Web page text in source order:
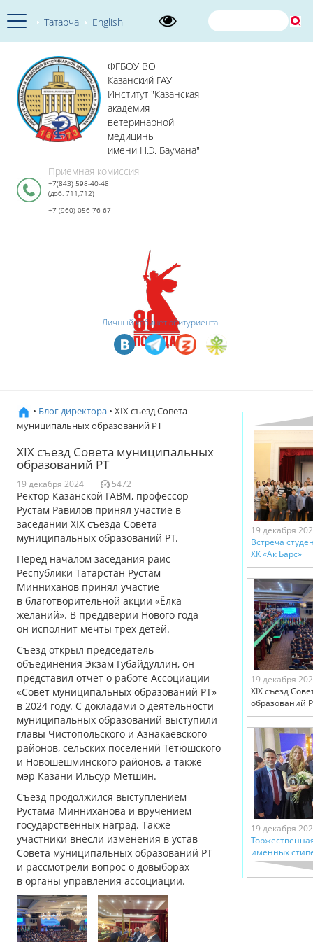
Татарча English
ФГБОУ ВО
Казанский ГАУ
Институт "Казанская
академия
ветеринарной
медицины
имени Н.Э. Баумана"
Приемная комиссия
+7(843) 598-40-48
(доб. 711,712)
+7 (960) 056-76-67
Личный кабинет абитуриента
• Блог директора • XIХ съезд Совета
муниципальных образований РТ
XIХ съезд Совета муниципальных
образований РТ
19 декабря 2024 5472
Ректор Казанской ГАВМ, профессор
Рустам Равилов принял участие в
заседании XIХ съезда Совета
муниципальных образований РТ.
Перед началом заседания раис
Республики Татарстан Рустам
Минниханов принял участие
в благотворительной акции «Ёлка
желаний». В преддверии Нового года
он исполнит мечты трёх детей.
Съезд открыл председатель
объединения Экзам Губайдуллин, он
представил отчёт о работе Ассоциации
«Совет муниципальных образований РТ»
в 2024 году. С докладами о деятельности
муниципальных образований выступили
главы Чистопольского и Азнакаевского
районов, сельских поселений Тетюшского
и Новошешминского районов, а также
мэр Казани Ильсур Метшин.
Съезд продолжился выступлением
Рустама Минниханова и вручением
государственных наград. Также
участники внесли изменения в устав
Совета муниципальных образований РТ
и рассмотрели вопрос о довыборах
в органы управления ассоциации.
19 декабря
Встреча
ХК «Ак Барс»
19 декабря
XIХ съезд
образований
19 декабря
именных